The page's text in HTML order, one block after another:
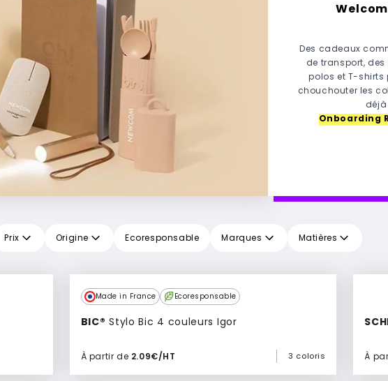
Des cadeaux
de transport,
polos et T-shirts
chouchouter les
Onboarding
Prix Origine Ecoresponsable Marques Matières
Made in France Ecoresponsable
BIC® Stylo Bic 4 couleurs Igor
À partir de 2.09€/HT 3 coloris
Ajouter à mon devis
À